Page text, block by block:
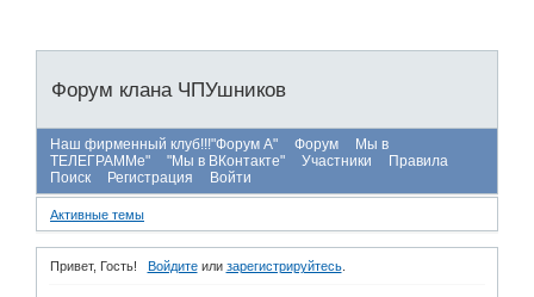
Форум клана ЧПУшников
Наш фирменный клуб!!!"Форум А" Форум
Мы в
ТЕЛЕГРАММе"
"Мы в ВКонтакте" Участники
Правила
Поиск
Регистрация Войти
Активные темы
Привет, Гость! Войдитеили зарегистрируйтесь.